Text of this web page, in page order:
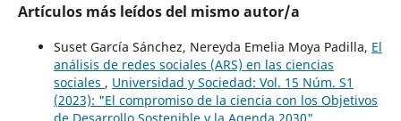
Artículos más leídos del mismo autor/a
Suset García Sánchez, Nereyda Emelia Moya Padilla, El
análisis de redes sociales (ARS) en las ciencias
sociales , Universidad y Sociedad: Vol. 15 Núm. S1
(2023): "El compromiso de la ciencia con los Objetivos